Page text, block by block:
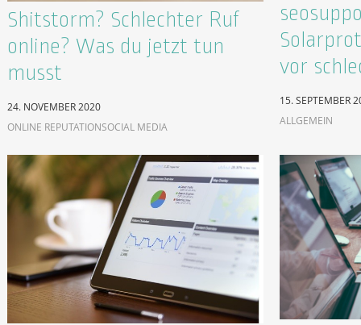
Shitstorm? Schlechter Ruf
online? Was du jetzt tun
musst
24. NOVEMBER 2020
ONLINE REPUTATIONSOCIAL MEDIA
vor
15. SEPTEMBER
ALLGEMEIN